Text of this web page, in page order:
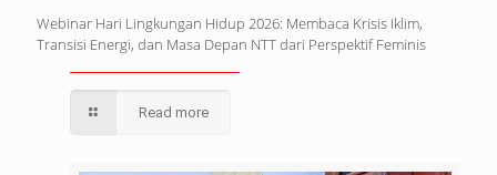
Webinar Hari Lingkungan Hidup 2026: Membaca Krisis Iklim,
Transisi Energi, dan Masa Depan NTT dari Perspektif Feminis
Read more